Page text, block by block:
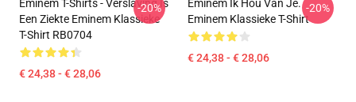
Eminem T-Shirts - Verslaving Is
Een Ziekte Eminem Klassieke
T-Shirt RB0704
€ 24,38 - € 28,06
-20%
Eminem Ik Hou Van Je.
Eminem Klassieke T-Shirt
€ 24,38 - € 28,06
-20%